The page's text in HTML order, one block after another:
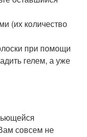
(их количество
при помощи
гелем, а уже
совсем не